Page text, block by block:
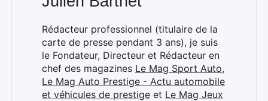
Rédacteur professionnel (titulaire de la
carte de presse pendant 3 ans), je suis
le Fondateur, Directeur et Rédacteur en
chef des magazines Le Mag Sport Auto,
Le Mag Auto Prestige - Actu automobile
et véhicules de prestige et Le Mag Jeux